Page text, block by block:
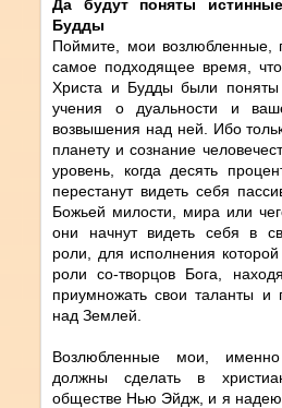
Да будут поняты
Будды
Поймите, мои возлюбленные,
самое подходящее время,
Христа и Будды были
учения о дуальности и
возвышения над ней. Ибо
планету и сознание
уровень, когда десять
перестанут видеть себя
Божьей милости, мира или
они начнут видеть себя в
роли, для исполнения
роли со-творцов Бога,
приумножать свои таланты и
над Землей.
Возлюбленные мои,
должны сделать в
обществе Нью Эйдж, и я